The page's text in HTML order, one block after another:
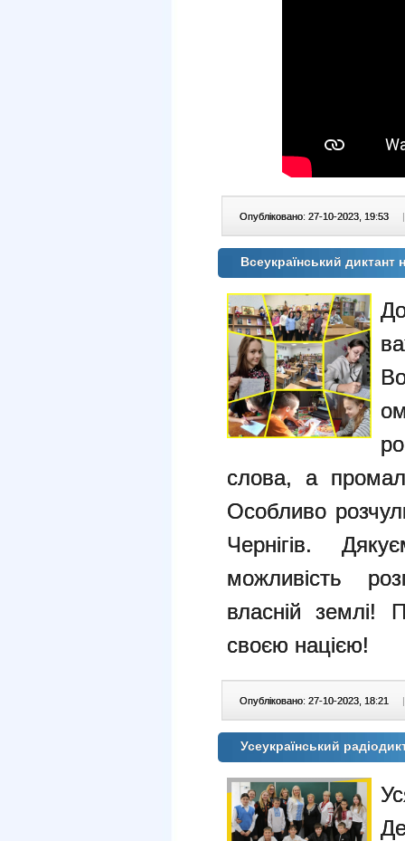
Опубліковано: 27-10-2023, 19:53 |
Всеукраїнський
слова, а
Особливо
Чернігів.
можливість
власній землі!
своєю нацією!
Опубліковано: 27-10-2023, 18:21 |
Усеукраїнський